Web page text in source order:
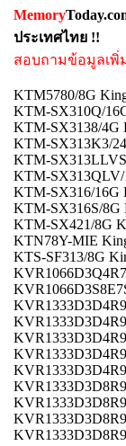
Memory
ประเทศไทย !!
สอบถามข้อมูลเพิ่
KTM5780/8G
KTM-SX310Q/
KTM-SX3138/4G
KTM-SX313K3/
KTM-
KTM-SX313QLV/
KTM-SX316/16G
KTM-SX316S/8G
KTM-SX421/8G
KTN78Y-MIE
KTS-SF313/8G